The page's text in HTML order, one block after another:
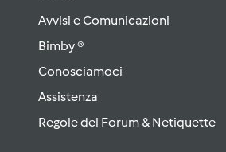
Avvisi e Comunicazioni
Bimby ®
Conosciamoci
Assistenza
Regole del Forum & Netiquette